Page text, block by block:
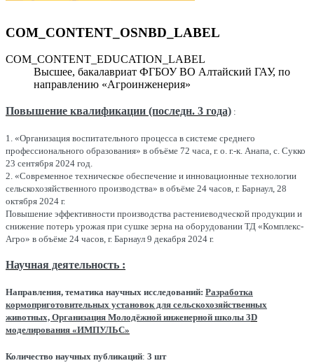
COM_CONTENT_OSNBD_LABEL
COM_CONTENT_EDUCATION_LABEL
Высшее, бакалавриат ФГБОУ ВО Алтайский ГАУ, по
направлению «Агроинженерия»
Повышение квалификации (последн. 3 года) :
1. «Организация воспитательного процесса в системе среднего
профессионального образования» в объёме 72 часа, г. о. г.-к. Анапа, с. Сукко
23 сентября 2024 год.
2. «Современное техническое обеспечение и инновационные технологии
сельскохозяйственного производства» в объёме 24 часов, г. Барнаул, 28
октября 2024 г.
Повышение эффективности производства растениеводческой продукции и
снижение потерь урожая при сушке зерна на оборудовании ТД «Комплекс-
Агро» в объёме 24 часов, г. Барнаул 9 декабря 2024 г.
Научная деятельность :
Направления, тематика научных исследований: Разработка
кормоприготовительных установок для сельскохозяйственных
животных, Организация Молодёжной инженерной школы 3D
моделирования «ИМПУЛЬС»
Количество научных публикаций: 3 шт